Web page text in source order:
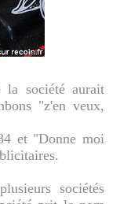
la société aurait
"z'en veux,
et "Donne moi
sociétés